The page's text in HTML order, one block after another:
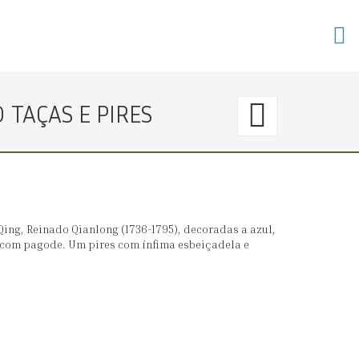
E PIRES
〈€
→
Reinado Qianlong (1736-1795), decoradas a azul,
pagode. Um pires com ínfima esbeiçadela e